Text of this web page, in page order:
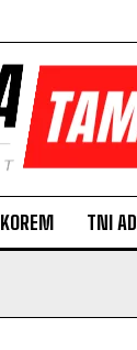
KOREM TNI AD